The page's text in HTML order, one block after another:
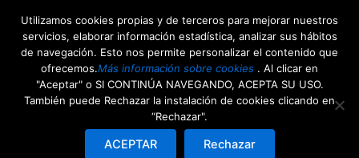
contenido
Ángel González Martínez
Utilizamos cookies propias y de terceros para mejorar nuestros
servicios, elaborar información estadística, analizar sus hábitos
de navegación. Esto nos permite personalizar el contenido que
ofrecemos.Más información sobre cookies . Al clicar en
"Aceptar" o SI CONTINÚA NAVEGANDO, ACEPTA SU USO.
También puede Rechazar la instalación de cookies clicando en
“Rechazar".
ACEPTAR Rechazar